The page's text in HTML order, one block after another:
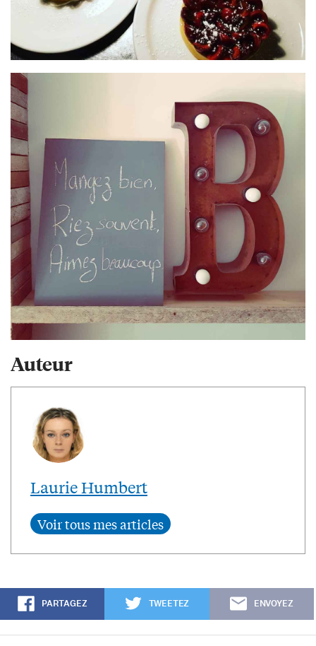
Auteur
Laurie Humbert
PARTAGEZ TWEETEZ ENVOYEZ